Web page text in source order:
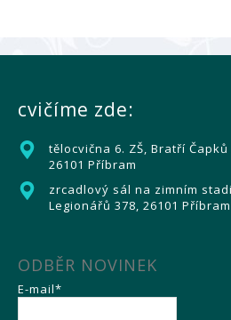
cvičíme zde:
tělocvična 6. ZŠ, Bratří Čapků
26101 Příbram
zrcadlový sál na zimním
Legionářů 378, 26101 Příbram
ODBĚR NOVINEK
E-mail*